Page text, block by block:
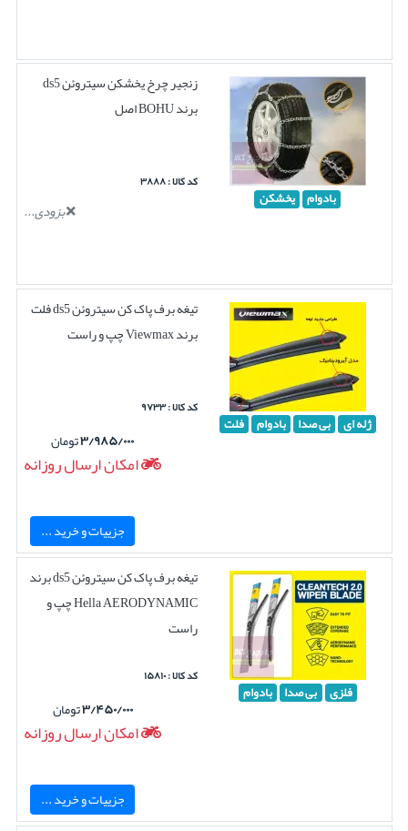
بادوام یخشکن
زنجیر چرخ یخشکن سیتروئن ds5
برند BOHU اصل
کد کالا : ۳۸۸۸
بزودی...
ژله ای بی صدا بادوام فلت
تیغه برف پاک کن سیتروئن ds5 فلت
برند Viewmax چپ و راست
کد کالا : ۹۷۳۳
۳/۹۸۵/۰۰۰تومان
امکان ارسال روزانه
جزییات و خرید ...
فلزی بی صدا بادوام
تیغه برف پاک کن سیتروئن ds5 برند
Hella AERODYNAMIC چپ و
راست
کد کالا : ۱۵۸۱۰
۳/۴۵۰/۰۰۰تومان
امکان ارسال روزانه
جزییات و خرید ...